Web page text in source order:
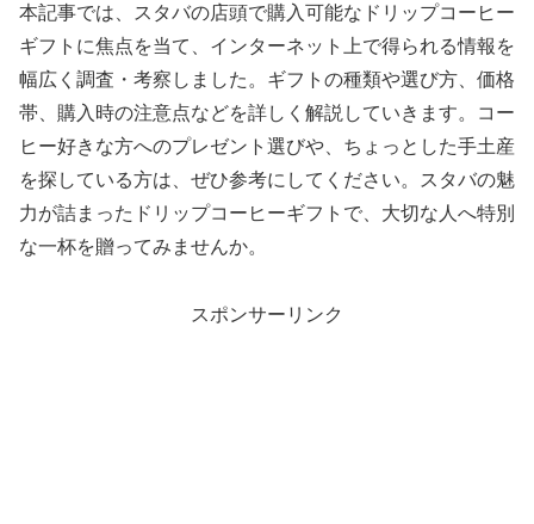
本記事では、スタバの店頭で購入可能なドリップコーヒー
ギフトに焦点を当て、インターネット上で得られる情報を
幅広く調査・考察しました。ギフトの種類や選び方、価格
帯、購入時の注意点などを詳しく解説していきます。コー
ヒー好きな方へのプレゼント選びや、ちょっとした手土産
を探している方は、ぜひ参考にしてください。スタバの魅
力が詰まったドリップコーヒーギフトで、大切な人へ特別
な一杯を贈ってみませんか。
スポンサーリンク